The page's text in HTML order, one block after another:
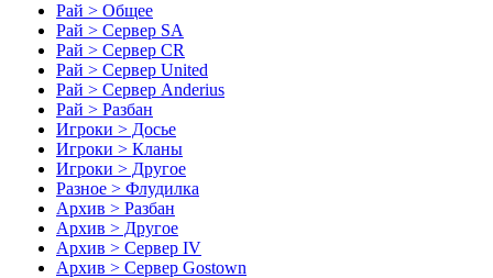
Рай > Общее
Рай > Сервер SA
Рай > Сервер CR
Рай > Сервер United
Рай > Сервер Anderius
Рай > Разбан
Игроки > Досье
Игроки > Кланы
Игроки > Другое
Разное > Флудилка
Архив > Разбан
Архив > Другое
Архив > Сервер IV
Архив > Сервер Gostown